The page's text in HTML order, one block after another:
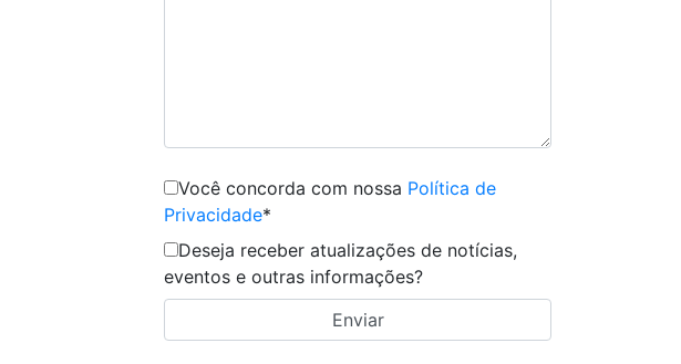
Você concorda com nossa Política de
Privacidade*
Deseja receber atualizações de notícias,
eventos e outras informações?